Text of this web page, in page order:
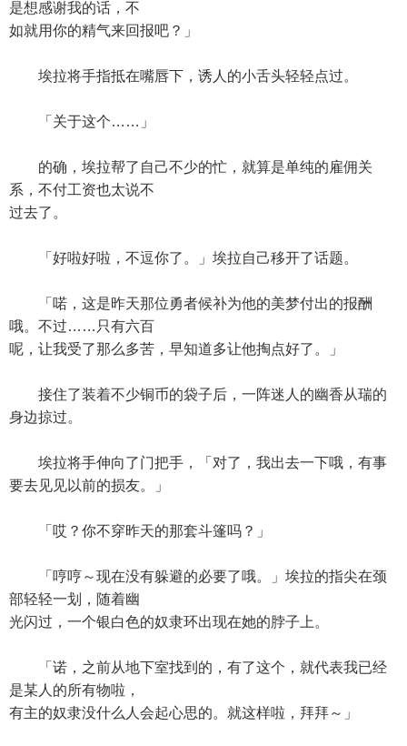
是想感谢我的话，不
如就用你的精气来回报吧？」
埃拉将手指抵在嘴唇下，诱人的小舌头轻轻点过。
「关于这个……」
的确，埃拉帮了自己不少的忙，就算是单纯的雇佣关
系，不付工资也太说不
过去了。
「好啦好啦，不逗你了。」埃拉自己移开了话题。
「喏，这是昨天那位勇者候补为他的美梦付出的报酬
哦。不过……只有六百
呢，让我受了那么多苦，早知道多让他掏点好了。」
接住了装着不少铜币的袋子后，一阵迷人的幽香从瑞的
身边掠过。
埃拉将手伸向了门把手，「对了，我出去一下哦，有事
要去见见以前的损友。」
「哎？你不穿昨天的那套斗篷吗？」
「哼哼～现在没有躲避的必要了哦。」埃拉的指尖在颈
部轻轻一划，随着幽
光闪过，一个银白色的奴隶环出现在她的脖子上。
「诺，之前从地下室找到的，有了这个，就代表我已经
是某人的所有物啦，
有主的奴隶没什么人会起心思的。就这样啦，拜拜～」